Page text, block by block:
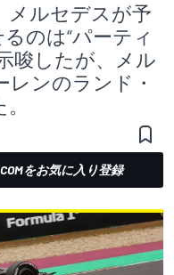
メルセデスが予
のは“パーティ
唆したが、メル
レンのランド・
をお気に入り登録